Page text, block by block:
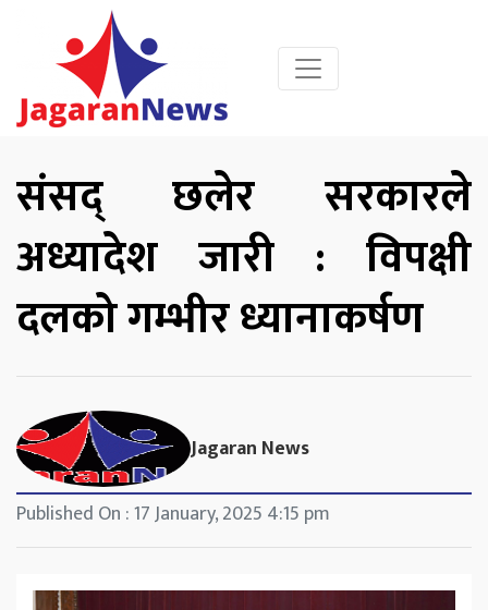
संसद् छलेर सरकारले
अध्यादेश जारी : विपक्षी
दलको गम्भीर ध्यानाकर्षण
Jagaran News
Published On : 17 January, 2025 4:15 pm